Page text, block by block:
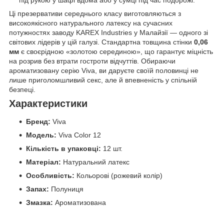
Ці презервативи середнього класу виготовляються з
високоякісного натурального латексу на сучасних
потужностях заводу KAREX Industries у Малайзії — одного зі
світових лідерів у цій галузі. Стандартна товщина стінки 0,06
мм є своєрідною «золотою серединою», що гарантує міцність
на розрив без втрати гостроти відчуттів. Обираючи
ароматизовану серію Viva, ви даруєте своїй половинці не
лише приголомшливий секс, але й впевненість у спільній
безпеці.
Характеристики
Бренд: Viva
Модель: Viva Color 12
Кількість в упаковці: 12 шт.
Матеріал: Натуральний латекс
Особливість: Кольорові (рожевий колір)
Запах: Полуниця
Змазка: Ароматизована